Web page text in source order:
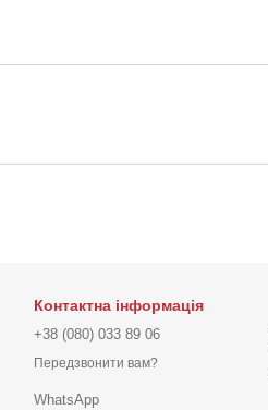
Контактна інформація
+38 (080) 033 89 06
Передзвонити вам?
WhatsApp